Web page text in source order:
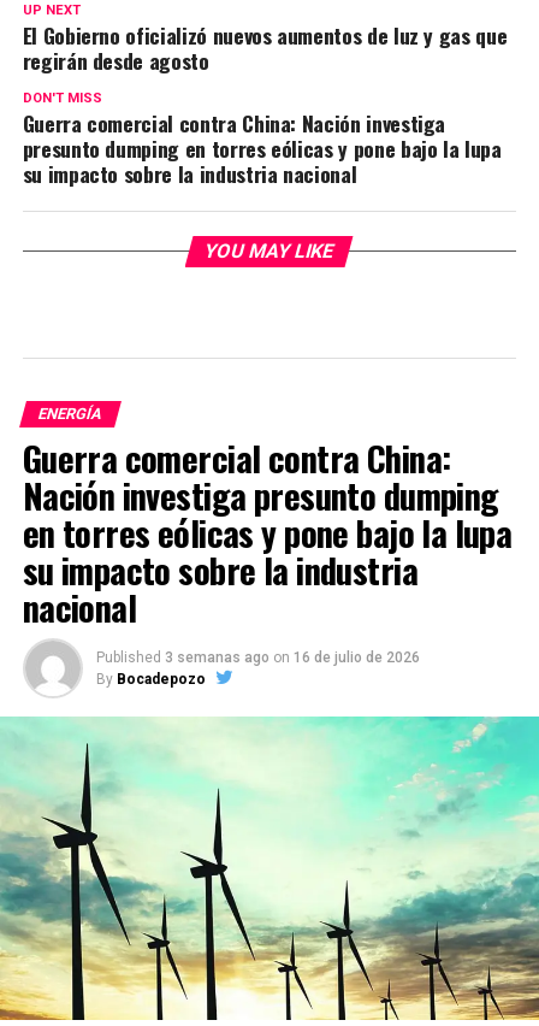
UP NEXT
El Gobierno oficializó nuevos aumentos de luz y gas que
regirán desde agosto
DON'T MISS
Guerra comercial contra China: Nación investiga
presunto dumping en torres eólicas y pone bajo la lupa
su impacto sobre la industria nacional
YOU MAY LIKE
ENERGÍA
Guerra comercial contra China:
Nación investiga presunto dumping
en torres eólicas y pone bajo la lupa
su impacto sobre la industria
nacional
Published 3 semanas ago on 16 de julio de 2026
By Bocadepozo